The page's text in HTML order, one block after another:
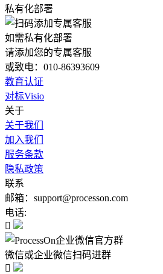
私有化部署
如需私有化部署
请添加您的专属客服
或致电：010-86393609
教育认证
对标Visio
关于
关于我们
加入我们
服务条款
隐私政策
联系
邮箱：support@processon.com
电话:

微信或企业微信扫码进群
